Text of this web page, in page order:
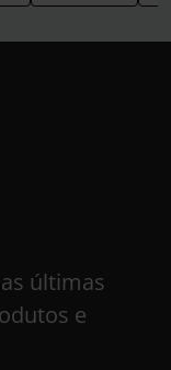
últimas
e